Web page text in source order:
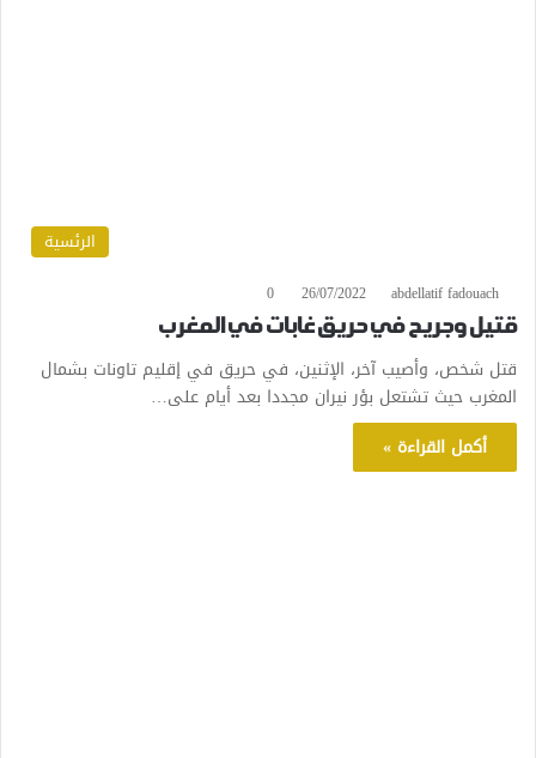
الرئسية
abdellatif fadouach
26/07/2022
0
قتيل وجريح في حريق غابات في المغرب
قتل شخص، وأصيب آخر، الإثنين، في حريق في إقليم تاونات بشمال
المغرب حيث تشتعل بؤر نيران مجددا بعد أيام على…
أكمل القراءة »